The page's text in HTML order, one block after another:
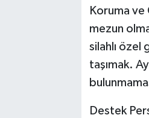
Koruma ve
mezun
silahlı özel
taşımak.
Destek